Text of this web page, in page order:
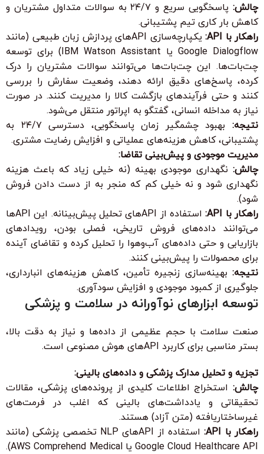
چالش:
پاسخگویی سریع و ۲۴/۷ به سوالات متداول مشتریان و
کاهش بار کاری تیم پشتیبانی.
راهکار با API:
یکپارچه‌سازی APIهای پردازش زبان طبیعی (مانند
Google Dialogflow یا IBM Watson Assistant) برای توسعه
چت‌بات‌ها. این چت‌بات‌ها می‌توانند سوالات مشتریان را درک
کرده، پاسخ‌های دقیق ارائه دهند، وضعیت سفارش را بررسی
کنند و حتی فرآیندهای بازگشت کالا را مدیریت کنند. در صورت
نیاز به مداخله انسانی، گفتگو به اپراتور منتقل می‌شود.
نتیجه:
بهبود چشمگیر زمان پاسخگویی، دسترسی ۲۴/۷ به
پشتیبانی، کاهش هزینه‌های عملیاتی و افزایش رضایت مشتری.
مدیریت موجودی و پیش‌بینی تقاضا:
چالش: نگهداری موجودی بهینه (نه خیلی زیاد که باعث هزینه
نگهداری شود و نه خیلی کم که منجر به از دست دادن فروش
شود).
راهکار با API:
استفاده از APIهای تحلیل پیش‌بینانه. این APIها
می‌توانند داده‌های فروش تاریخی، فصلی بودن، رویدادهای
بازاریابی و حتی داده‌های آب‌وهوا را تحلیل کرده و تقاضای آینده
برای محصولات را پیش‌بینی کنند.
نتیجه: بهینه‌سازی زنجیره تأمین، کاهش هزینه‌های انبارداری،
جلوگیری از کمبود موجودی و افزایش سودآوری.
توسعه ابزارهای نوآورانه در سلامت و پزشکی
صنعت سلامت با حجم عظیمی از داده‌ها و نیاز به دقت بالا،
بستر مناسبی برای کاربرد APIهای هوش مصنوعی است.
تجزیه و تحلیل مدارک پزشکی و داده‌های بالینی:
چالش: استخراج اطلاعات کلیدی از پرونده‌های پزشکی، مقالات
تحقیقاتی و یادداشت‌های بالینی که اغلب در فرمت‌های
غیرساختاریافته (متن آزاد) هستند.
راهکار با API:
استفاده از APIهای NLP تخصصی پزشکی (مانند
Google Cloud Healthcare API یا AWS Comprehend Medical).